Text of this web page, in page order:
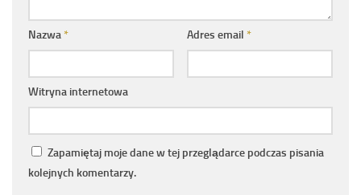
Nazwa* Adres email *
Witryna internetowa
Zapamiętaj moje dane w tej przeglądarce podczas pisania
kolejnych komentarzy.